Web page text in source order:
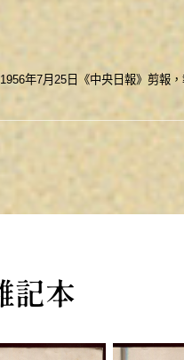
1956年7月25日《中央日報》剪報
記本